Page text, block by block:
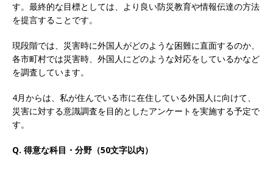
いコンサルを行う ｜ スタートアップの成長性×
500万スタート ｜ 土日祝休み ｜ 東京勤務 ｜ ク
[ 2026年5月14日 ] 【 28卒 ｜ ES自動合格!! 】選
80％・国内シェア50％以上の製品保有!! ｜ 一眼
す。最終的な目標としては、より良い防災教育や情報伝達の方法
を提言することです。
現段階では、災害時に外国人がどのような困難に直面するのか、
各市町村では災害時、外国人にどのような対応をしているかなど
を調査しています。
4月からは、私が住んでいる市に在住している外国人に向けて、
災害に対する意識調査を目的としたアンケートを実施する予定で
す。
Q. 得意な科目・分野（50文字以内）